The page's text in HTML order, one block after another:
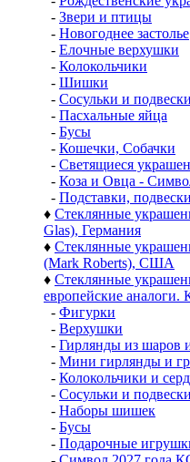
- Звери и птицы
- Новогоднее застолье
- Елочные верхушки
- Колокольчики
- Шишки
- Сосульки и подвески
- Пасхальные яйца
- Бусы
- Кошечки, Собачки
- Светящиеся
- Коза и Овца -
- Подставки,
♦ Стеклянные
Glas), Германия
♦ Стеклянные
(Mark Roberts), США
♦ Стеклянные
европейские аналоги.
- Фигурки
- Верхушки
- Гирлянды из шаров
- Мини гирлянды и
- Колокольчики и
- Сосульки и подвески
- Наборы шишек
- Бусы
- Подарочные